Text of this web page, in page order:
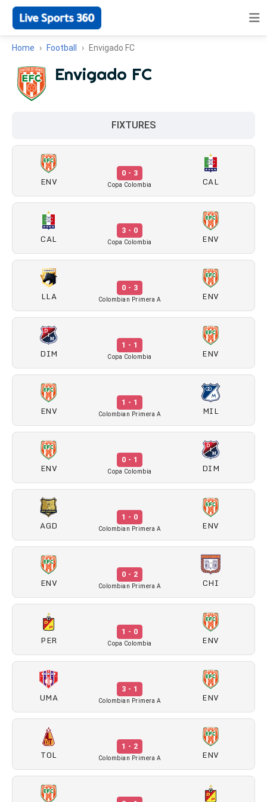
Home Football Envigado FC
Envigado FC
FIXTURES
ENV
0 - 3
Copa Colombia CAL
CAL
3 - 0
Copa Colombia ENV
LLA
0 - 3
Colombian Primera A ENV
DIM
1 - 1
Copa Colombia ENV
ENV
1 - 1
Colombian Primera A MIL
ENV
0 - 1
Copa Colombia DIM
AGD
1 - 0
Colombian Primera A ENV
ENV
0 - 2
Colombian Primera A CHI
PER
1 - 0
Copa Colombia ENV
UMA
3 - 1
Colombian Primera A ENV
TOL
1 - 2
Colombian Primera A ENV